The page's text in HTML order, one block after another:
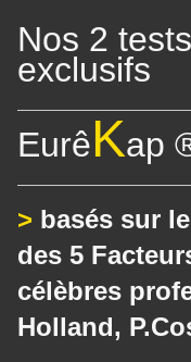
Nos 2
exclusifs
EurêKap
> basés sur
des 5
célèbres
Holland,